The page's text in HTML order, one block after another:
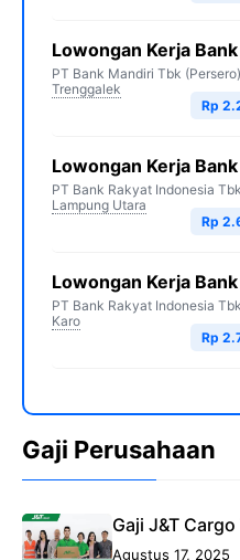
Lowongan Kerja
PT Bank Mandiri Tbk (Persero)
Trenggalek
Rp
Lowongan Kerja
PT Bank Rakyat Indonesia Tbk
Lampung Utara
Rp
Lowongan Kerja
PT Bank Rakyat Indonesia Tbk
Karo
Rp
Gaji Perusahaan
Gaji J&T
Agustus 17, 2025